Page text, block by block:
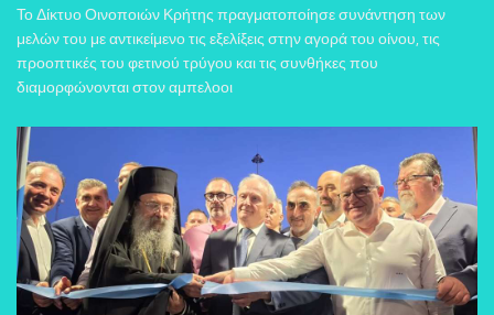
Το Δίκτυο Οινοποιών Κρήτης πραγματοποίησε συνάντηση των
μελών του με αντικείμενο τις εξελίξεις στην αγορά του οίνου, τις
προοπτικές του φετινού τρύγου και τις συνθήκες που
διαμορφώνονται στον αμπελοοι